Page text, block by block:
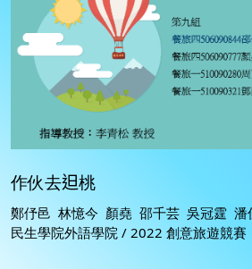
作伙去𨑨桃
鄭伃邑 林憶今 顏堯 邵千芸 吳冠霆
民生學院外語學院 / 2022 創意旅遊競賽